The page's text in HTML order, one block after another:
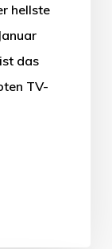
hellste
das
TV-